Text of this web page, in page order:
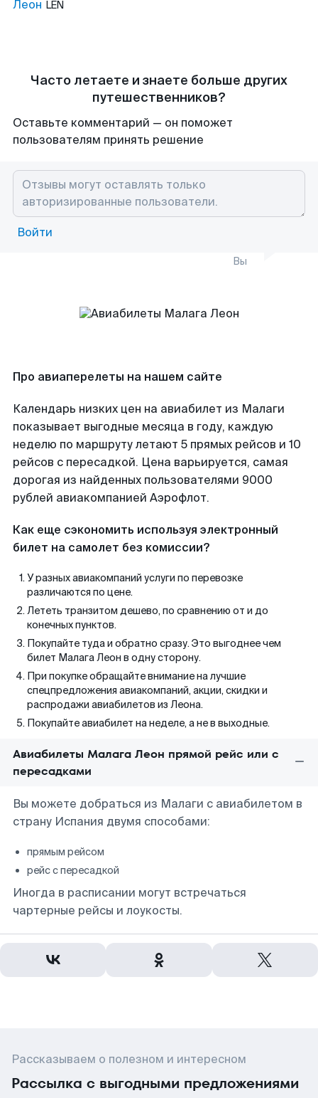
Леон LEN
Часто летаете и знаете больше других
путешественников?
Оставьте комментарий — он поможет
пользователям принять решение
Войти
Вы
Про авиаперелеты на нашем сайте
Календарь низких цен на авиабилет из Малаги
показывает выгодные месяца в году, каждую
неделю по маршруту летают 5 прямых рейсов и 10
рейсов с пересадкой. Цена варьируется, самая
дорогая из найденных пользователями 9000
рублей авиакомпанией Аэрофлот.
Как еще сэкономить используя электронный
билет на самолет без комиссии?
У разных авиакомпаний услуги по перевозке
различаются по цене.
Лететь транзитом дешево, по сравнению от и до
конечных пунктов.
Покупайте туда и обратно сразу. Это выгоднее чем
билет Малага Леон в одну сторону.
При покупке обращайте внимание на лучшие
спецпредложения авиакомпаний, акции, скидки и
распродажи авиабилетов из Леона.
Покупайте авиабилет на неделе, а не в выходные.
Авиабилеты Малага Леон прямой рейс или с
пересадками
Вы можете добраться из Малаги с авиабилетом в
страну Испания двумя способами:
прямым рейсом
рейс с пересадкой
Иногда в расписании могут встречаться
чартерные рейсы и лоукосты.
Рассказываем о полезном и интересном
Рассылка с выгодными предложениями